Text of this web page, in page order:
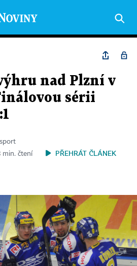
nad Plzní v
sérii
min. čtení
PŘEHRÁT ČLÁNEK